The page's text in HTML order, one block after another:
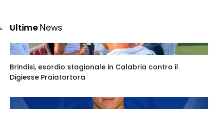
Ultime News
Brindisi, esordio stagionale in Calabria contro il
Digiesse Praiatortora